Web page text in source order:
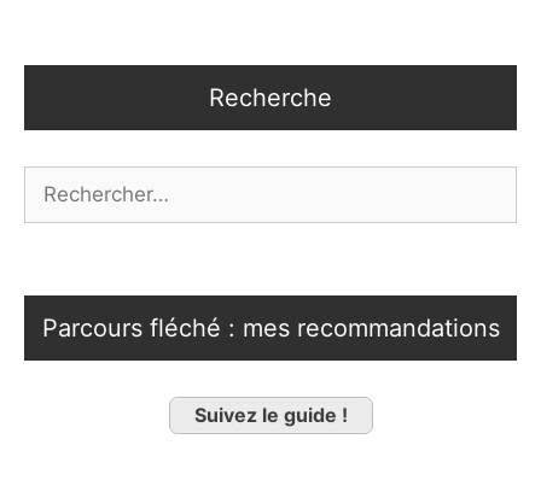
Recherche
Parcours fléché : mes recommandations
Suivez le guide !